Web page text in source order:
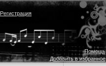
Регистрация
Помощь
Добавить в избранное